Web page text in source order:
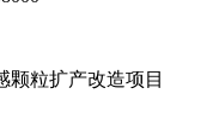
粒扩产改造项目